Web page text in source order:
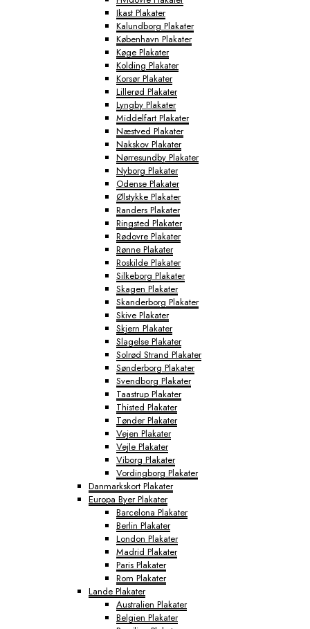
Ikast Plakater
Kalundborg Plakater
København Plakater
Køge Plakater
Kolding Plakater
Korsør Plakater
Lillerød Plakater
Lyngby Plakater
Middelfart Plakater
Næstved Plakater
Nakskov Plakater
Nørresundby Plakater
Nyborg Plakater
Odense Plakater
Ølstykke Plakater
Randers Plakater
Ringsted Plakater
Rødovre Plakater
Rønne Plakater
Roskilde Plakater
Silkeborg Plakater
Skagen Plakater
Skanderborg Plakater
Skive Plakater
Skjern Plakater
Slagelse Plakater
Solrød Strand Plakater
Sønderborg Plakater
Svendborg Plakater
Taastrup Plakater
Thisted Plakater
Tønder Plakater
Vejen Plakater
Vejle Plakater
Viborg Plakater
Vordingborg Plakater
Danmarkskort Plakater
Europa Byer Plakater
Barcelona Plakater
Berlin Plakater
London Plakater
Madrid Plakater
Paris Plakater
Rom Plakater
Lande Plakater
Australien Plakater
Belgien Plakater